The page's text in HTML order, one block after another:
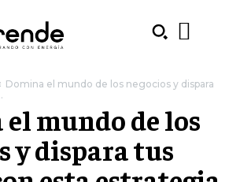
Domina el mundo de los negocios y dispara
mundo de los
y dispara tus